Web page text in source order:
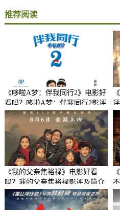
推荐阅读
《哆啦A梦：伴我同行2》电影好
看吗？哆啦A梦：伴我同行2影评
及简介
《我的父亲焦裕禄》电影好看
吗？我的父亲焦裕禄影评及简介